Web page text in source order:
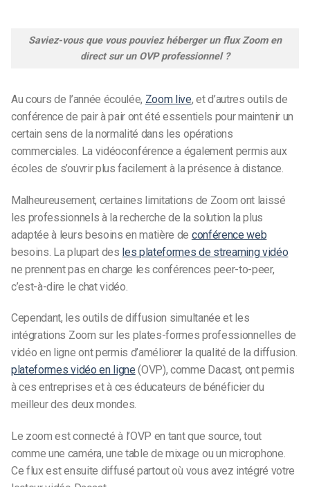
Saviez-vous que vous pouviez héberger un flux Zoom en
direct sur un OVP professionnel ?
Au cours de l’année écoulée, Zoom live, et d’autres outils de
conférence de pair à pair ont été essentiels pour maintenir un
certain sens de la normalité dans les opérations
commerciales. La vidéoconférence a également permis aux
écoles de s’ouvrir plus facilement à la présence à distance.
Malheureusement, certaines limitations de Zoom ont laissé
les professionnels à la recherche de la solution la plus
adaptée à leurs besoins en matière de conférence web
besoins. La plupart des les plateformes de streaming vidéo
ne prennent pas en charge les conférences peer-to-peer,
c’est-à-dire le chat vidéo.
Cependant, les outils de diffusion simultanée et les
intégrations Zoom sur les plates-formes professionnelles de
vidéo en ligne ont permis d’améliorer la qualité de la diffusion.
plateformes vidéo en ligne (OVP), comme Dacast, ont permis
à ces entreprises et à ces éducateurs de bénéficier du
meilleur des deux mondes.
Le zoom est connecté à l’OVP en tant que source, tout
comme une caméra, une table de mixage ou un microphone.
Ce flux est ensuite diffusé partout où vous avez intégré votre